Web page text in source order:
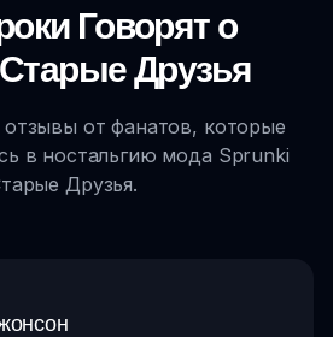
Говорят о
Друзья
от фанатов, которые
в ностальгию мода Sprunki
Друзья.